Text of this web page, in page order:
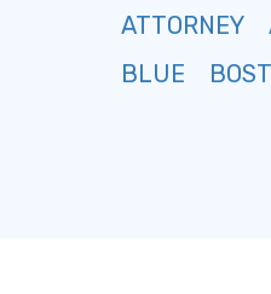
ATTORNEY
BLUE